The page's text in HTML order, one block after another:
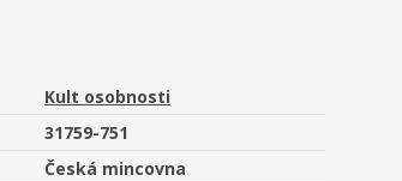
Kult osobnosti
31759-751
Česká mincovna